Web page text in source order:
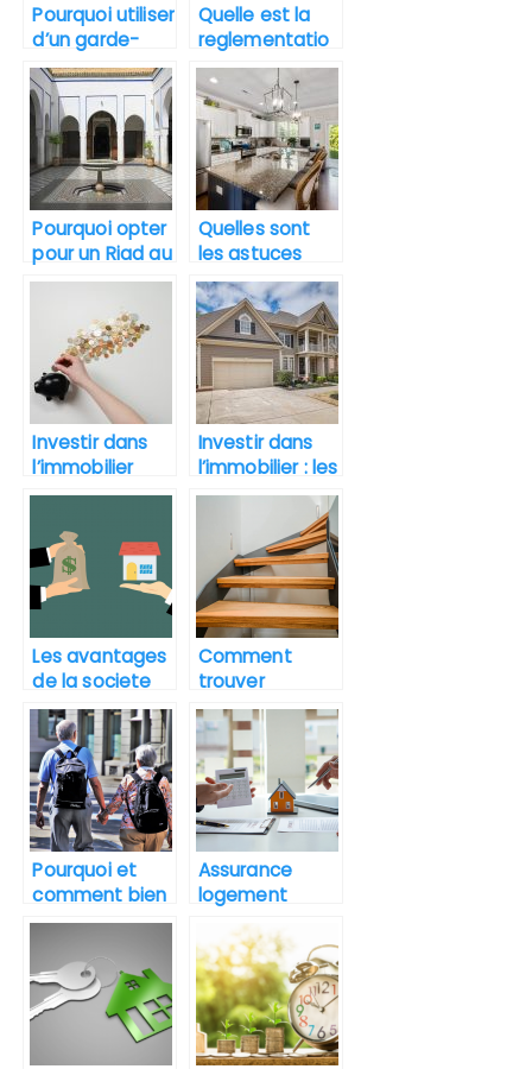
Pourquoi utiliser
d’un garde-
meuble pour
les etudiants ?
Quelle est la
reglementatio
n pour la vente
d’un terrain
agricole ?
Pourquoi opter
pour un Riad au
Maroc ?
Quelles sont
les astuces
pour choisir un
meilleur
programme
immobilier ?
Investir dans
l’immobilier
haut de
de-France :
comment s’y
prendre ?
Investir dans
l’immobilier : les
avantages de
accompagner
par un
professionnel
Les avantages
de la societe
civile
immobiliere
Comment
trouver
facilement des
bureaux a louer
a Paris ?
Pourquoi et
comment bien
choisir sa
retraite ?
Assurance
logement
d’etudiant :
avantages et
mode de
realisation